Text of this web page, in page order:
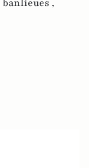
banlieues ,